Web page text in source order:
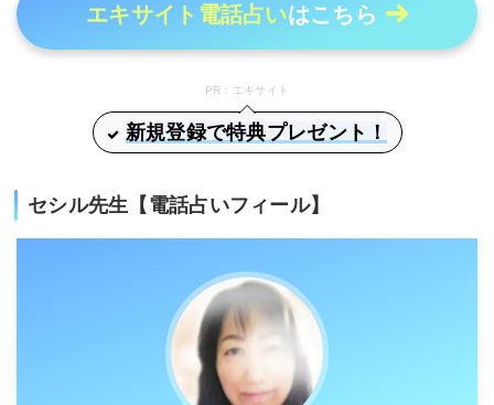
エキサイト電話占いはこちら
PR：エキサイト
新規登録で特典プレゼント！
セシル先生【電話占いフィール】